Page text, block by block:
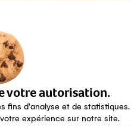
votre autorisation.
fins d'analyse et de statistiques.
expérience sur notre site.